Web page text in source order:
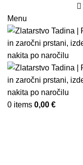
Menu
0 items 0,00 €